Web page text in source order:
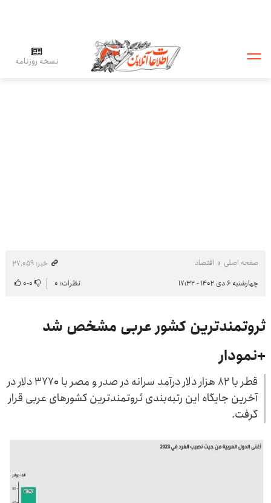
نسخه روزنامه
صفحه اصلی اقتصاد
خبر: ۲۷٬۰۵۹
چهارشنبه ۶ دی ۱۴۰۲ - ۱۷:۳۲
نظرات: ۰ ۰-۰
ثروتمند‌ترین کشور عربی مشخص شد
+نمودار
قطر با ۸۲ هزار دلار درآمد سرانه در صدر و مصر با ۳۷۷۰ دلار در
آخرین جایگاه این رتبه‌بندی ثروتمند‌ترین کشورهای عربی قرار
گرفت.